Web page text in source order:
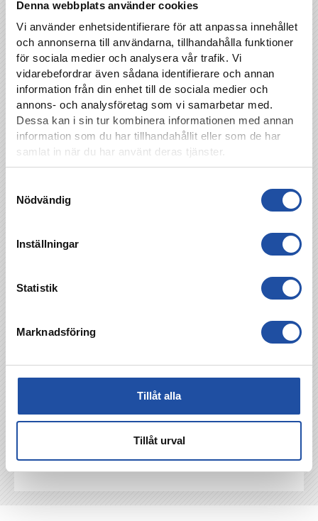
Denna webbplats använder cookies
Vi använder enhetsidentifierare för att anpassa innehållet
och annonserna till användarna, tillhandahålla funktioner
för sociala medier och analysera vår trafik. Vi
vidarebefordrar även sådana identifierare och annan
information från din enhet till de sociala medier och
annons- och analysföretag som vi samarbetar med.
Dessa kan i sin tur kombinera informationen med annan
information som du har tillhandahållit eller som de har
samlat in när du har använt deras tjänster.
Nödvändig
Inställningar
Statistik
Marknadsföring
Tillåt alla
Tillåt urval